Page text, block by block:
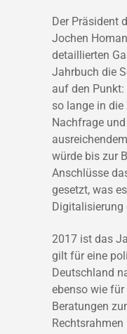
Der Präsident
Jochen
detaillierten
Jahrbuch die
auf den Punkt:
so lange in
Nachfrage
würde bis zur
Anschlüsse
gesetzt, was
Digitalisierung
2017 ist das
gilt für eine
Deutschland
ebenso wie
Beratungen
Rechtsrahmen